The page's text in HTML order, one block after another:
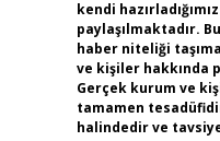
kendi
paylaşılmaktadır.
haber niteliği
ve kişiler hakkında
Gerçek kurum ve
tamamen
halindedir ve